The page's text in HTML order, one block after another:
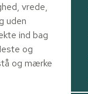
vrede,
uden
ind bag
og
og mærke